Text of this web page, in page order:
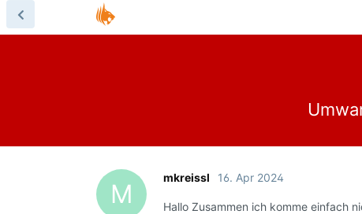
M
mkreissl 16. Apr 2024
Hallo Zusammen ich komme einfach